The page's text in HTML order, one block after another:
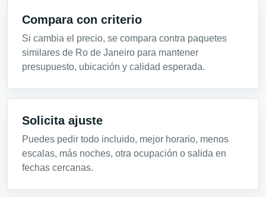
Compara con criterio
Si cambia el precio, se compara contra paquetes
similares de Ro de Janeiro para mantener
presupuesto, ubicación y calidad esperada.
Solicita ajuste
Puedes pedir todo incluido, mejor horario, menos
escalas, más noches, otra ocupación o salida en
fechas cercanas.